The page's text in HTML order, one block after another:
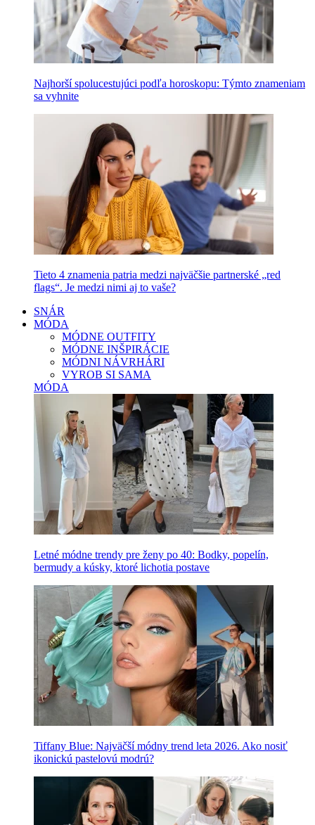
Najhorší spolucestujúci podľa horoskopu: Týmto znameniam
sa vyhnite
Tieto 4 znamenia patria medzi najväčšie partnerské „red
flags“. Je medzi nimi aj to vaše?
SNÁR
MÓDA
MÓDNE OUTFITY
MÓDNE INŠPIRÁCIE
MÓDNI NÁVRHÁRI
VYROB SI SAMA
MÓDA
Letné módne trendy pre ženy po 40: Bodky, popelín,
bermudy a kúsky, ktoré lichotia postave
Tiffany Blue: Najväčší módny trend leta 2026. Ako nosiť
ikonickú pastelovú modrú?